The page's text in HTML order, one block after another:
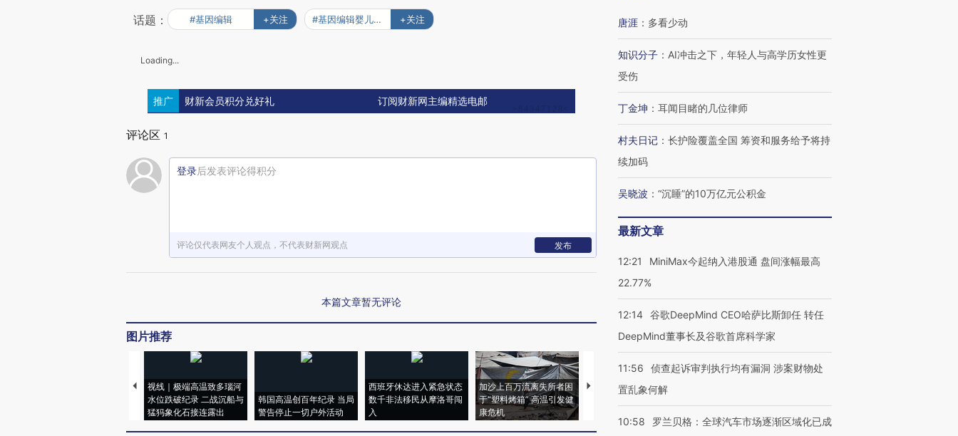
话题： #基因编辑 +关注 #基因编辑婴儿争议 +关注
Loading...
推广 财新会员积分兑好礼 订阅财新网主编精选电邮
评论区 1
登录后发表评论得积分
评论仅代表网友个人观点，不代表财新网观点 发布
本篇文章暂无评论
图片推荐
视线｜极端高温致多瑙河
水位跌破纪录 二战沉船与
猛犸象化石接连露出
韩国高温创百年纪录 当局
警告停止一切户外活动
西班牙休达进入紧急状态
数千非法移民从摩洛哥闯
入
加沙上百万流离失所者困
于“塑料烤箱” 高温引发健
康危机
马航飞行员跨国走私7万
唐涯 ： 多看少动
知识分子 ： AI冲击之下，年轻人与高学历女性更
受伤
丁金坤 ： 耳闻目睹的几位律师
村夫日记 ： 长护险覆盖全国 筹资和服务给予将持
续加码
吴晓波 ： “沉睡”的10万亿元公积金
最新文章
12:21
MiniMax今起纳入港股通 盘间涨幅最高
22.77%
12:14 谷歌DeepMind CEO哈萨比斯卸任 转任
DeepMind董事长及谷歌首席科学家
11:56
侦查起诉审判执行均有漏洞 涉案财物处
置乱象何解
10:58
罗兰贝格：全球汽车市场逐渐区域化已成